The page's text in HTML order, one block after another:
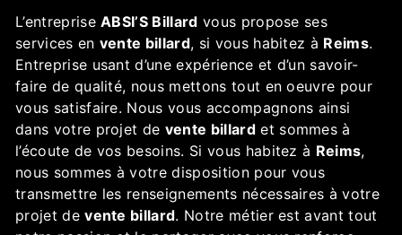
L’entrepriseABSI’S Billard vous propose ses
services en vente billard, si vous habitez à Reims.
Entreprise usant d’une expérience et d’un savoir-
faire de qualité, nous mettons tout en oeuvre pour
vous satisfaire. Nous vous accompagnons ainsi
dans votre projet de vente billardet sommes à
l’écoute de vos besoins. Si vous habitez à Reims,
nous sommes à votre disposition pour vous
transmettre les renseignements nécessaires à votre
projet devente billard. Notre métier est avant tout